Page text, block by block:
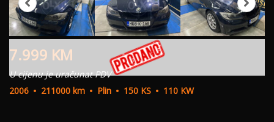
7.999 KM
U cijenu je uračunat PDV
2006
211000 km Plin 150 KS 110 KW